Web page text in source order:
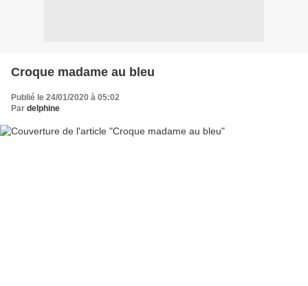
Croque madame au bleu
Publié le 24/01/2020 à 05:02
Par delphine